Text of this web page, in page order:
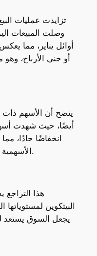
تزايدت عمليات
وصلت المبيعات
أوائل يناير، مما
أو جني الأرباح،
يتضح أن الأسهم ذات
أيضًا، حيث شهدت
انخفاضًا حادًا،
الأسهمية بتراجع أسعار العملات الرقمية.
هذا
البيتكوين
يجعل السوق يستعد